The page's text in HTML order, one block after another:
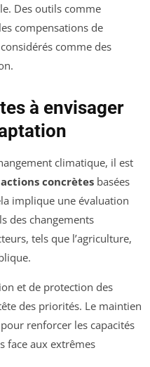
Des outils comme
compensations de
comme des
à envisager
climatique, il est
actions concrètes basées
implique une évaluation
des changements
tels que l’agriculture,
et de protection des
des priorités. Le maintien
renforcer les capacités
face aux extrêmes